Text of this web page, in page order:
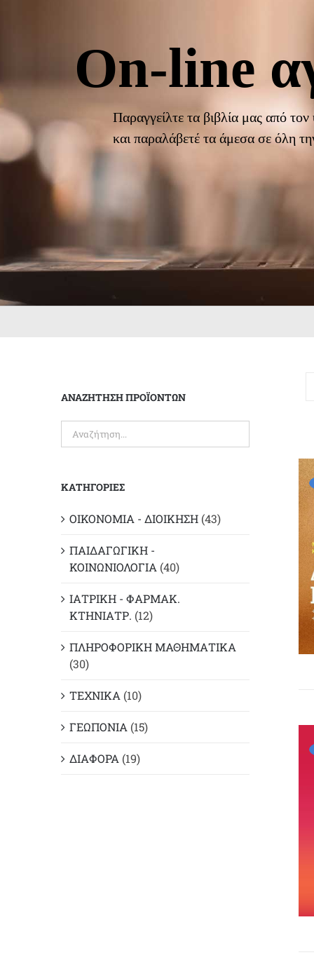
On-line
Παραγγείλτε τα βιβλία μας από
και παραλάβετέ τα άμεσα σε όλη
ΑΝΑΖΗΤΗΣΗ ΠΡΟΪΟΝΤΩΝ
ΚΑΤΗΓΟΡΙΕΣ
ΟΙΚΟΝΟΜΙΑ - ΔΙΟΙΚΗΣΗ (43)
ΠΑΙΔΑΓΩΓΙΚΗ -
ΚΟΙΝΩΝΙΟΛΟΓΙΑ (40)
ΙΑΤΡΙΚΗ - ΦΑΡΜΑΚ.
ΚΤΗΝΙΑΤΡ. (12)
ΠΛΗΡΟΦΟΡΙΚΗ ΜΑΘΗΜΑΤΙΚΑ
(30)
ΤΕΧΝΙΚΑ (10)
ΓΕΩΠΟΝΙΑ (15)
ΔΙΑΦΟΡΑ (19)